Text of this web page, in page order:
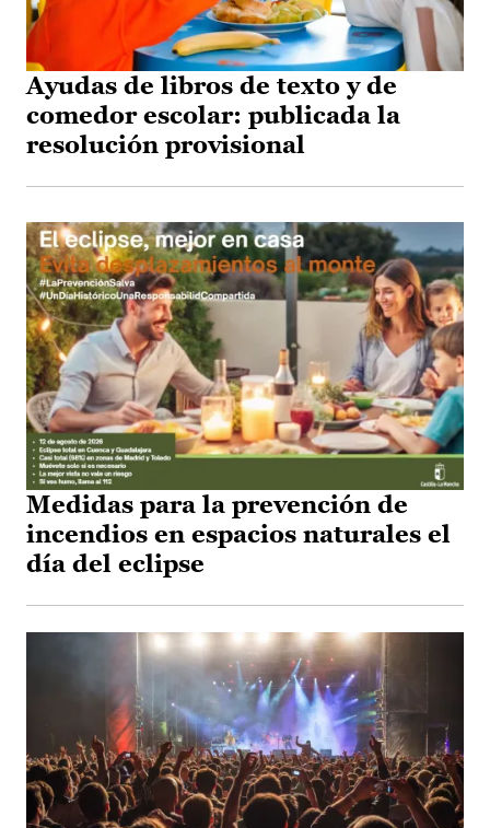
Ayudas de libros de texto y de
comedor escolar: publicada la
resolución provisional
Medidas para la prevención de
incendios en espacios naturales el
día del eclipse